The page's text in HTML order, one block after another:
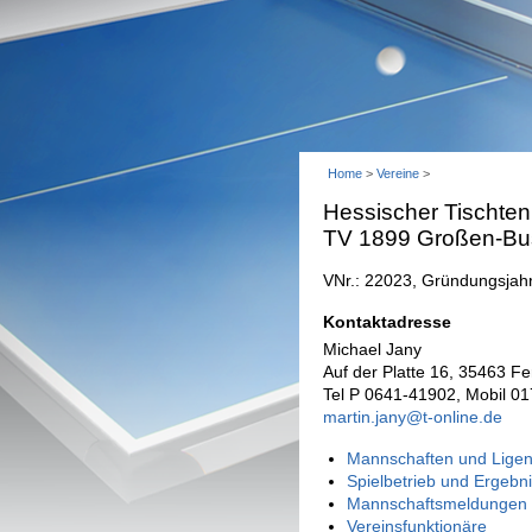
Home > Vereine >
Hessischer
TV 1899 Großen-
VNr.: 22023,
Kontaktadresse
Michael Jany
Auf der Platte 16, 35463
Tel P 0641-41902, Mobil
martin.jany@t-online.de
Mannschaften und
Spielbetrieb und
Vereinsfunktionäre